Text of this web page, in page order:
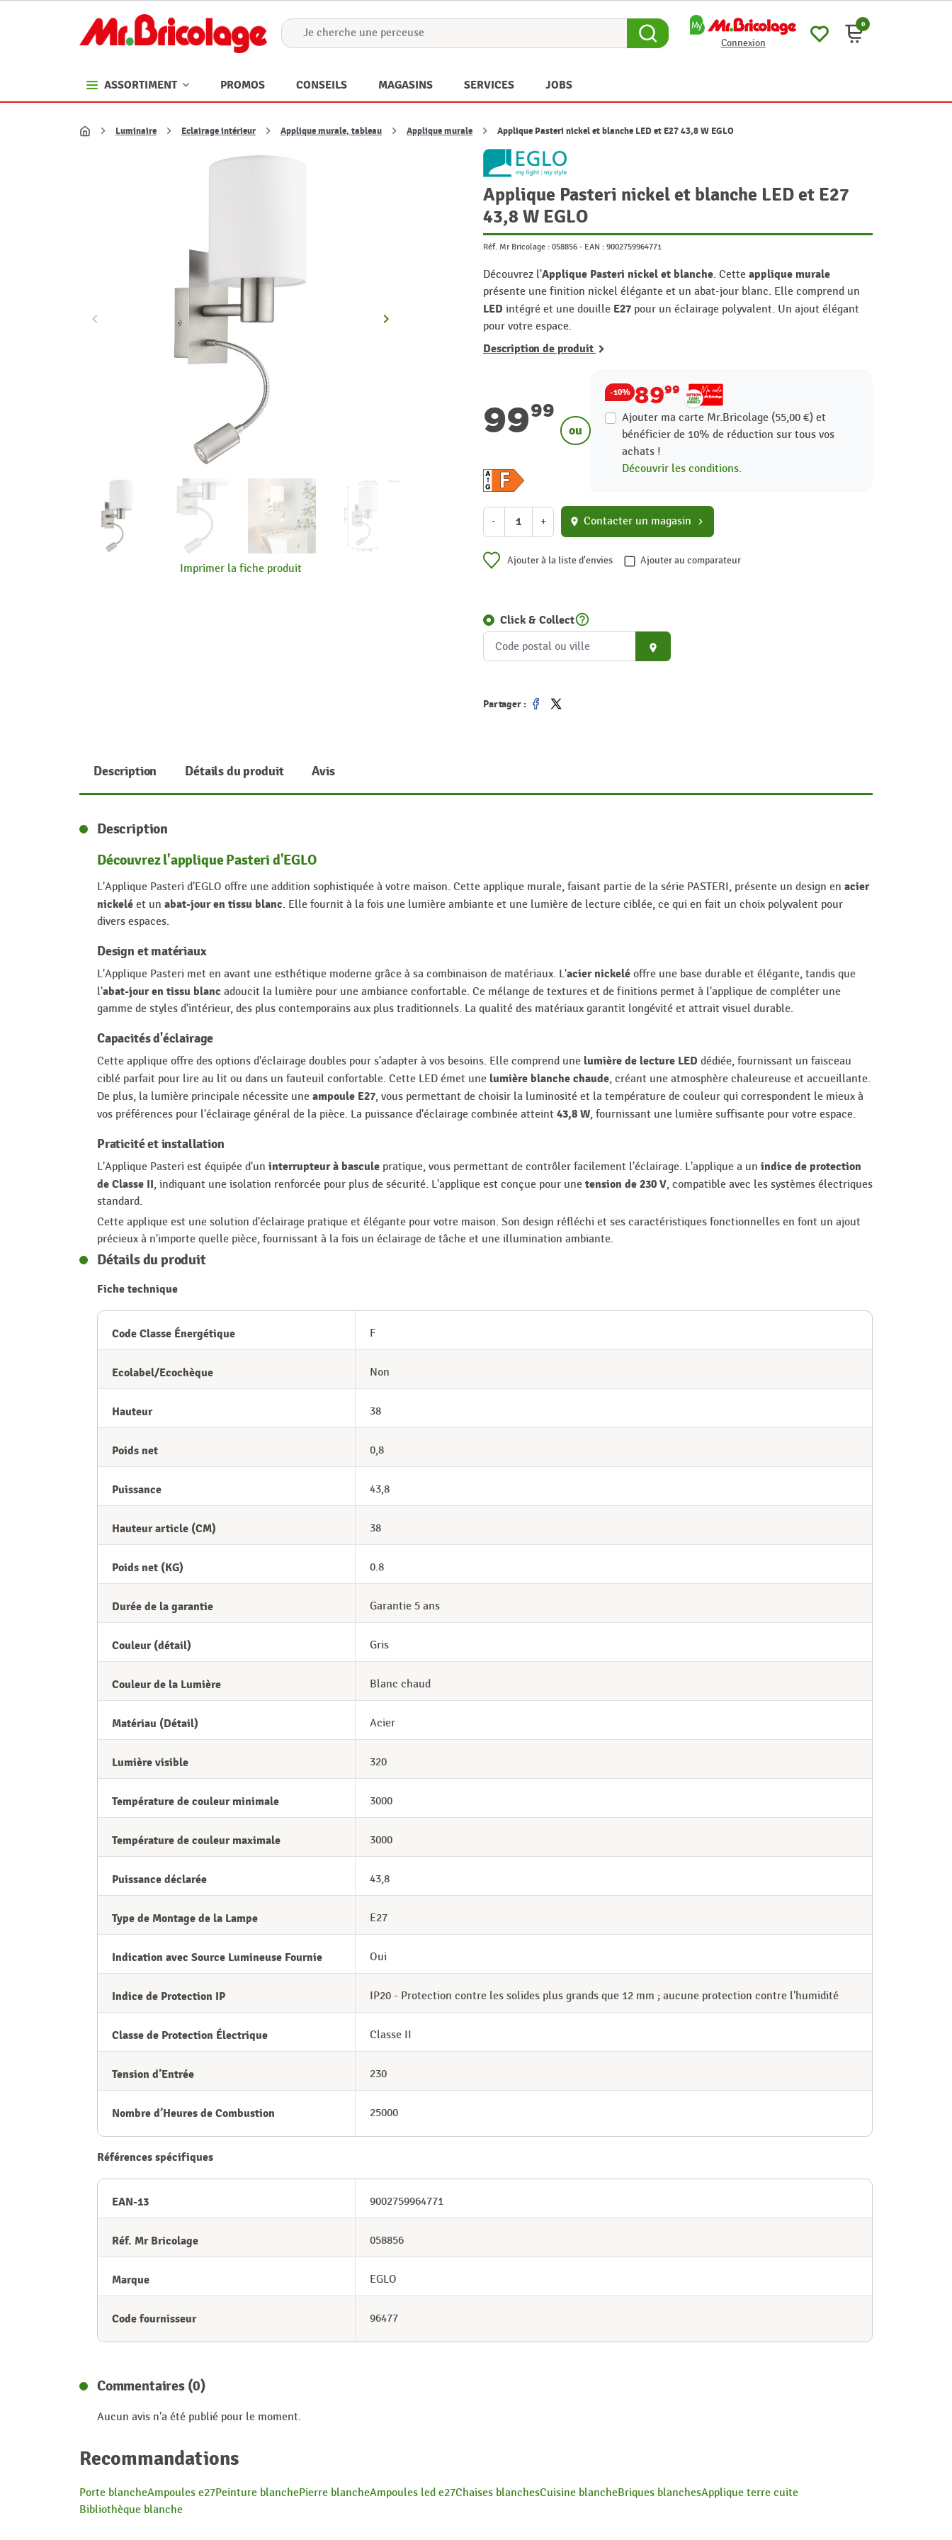
Connexion
0
ASSORTIMENT PROMOS CONSEILS MAGASINS SERVICES JOBS
Accueil
Luminaire Eclairage intérieur Applique murale, tableau Applique murale Applique Pasteri nickel et blanche LED et E27 43,8 W EGLO
Précédent
keyboard_arrow_left Suivant
keyboard_arrow_right
Imprimer la fiche produit
Applique Pasteri nickel et blanche LED et E27
43,8 W EGLO
Réf. Mr Bricolage : 058856 - EAN : 9002759964771
Découvrez l'Applique Pasteri nickel et blanche. Cette applique murale
présente une finition nickel élégante et un abat-jour blanc. Elle comprend un
LED intégré et une douille E27 pour un éclairage polyvalent. Un ajout élégant
pour votre espace.
Description de produit
9999
ou
-10% 8999
Ajouter ma carte Mr.Bricolage (55,00 €) et
bénéficier de 10% de réduction sur tous vos
achats !
Découvrir les conditions.
- + location_on Contacter un magasin chevron_right
Ajouter à la liste d'envies Ajouter au comparateur
Click & Collecthelp_outline
place
Partager :
Description Détails du produit Avis
Description
Découvrez l'applique Pasteri d'EGLO
L'Applique Pasteri d'EGLO offre une addition sophistiquée à votre maison. Cette applique murale, faisant partie de la série PASTERI, présente un design en acier
nickelé et un abat-jour en tissu blanc. Elle fournit à la fois une lumière ambiante et une lumière de lecture ciblée, ce qui en fait un choix polyvalent pour
divers espaces.
Design et matériaux
L'Applique Pasteri met en avant une esthétique moderne grâce à sa combinaison de matériaux. L'acier nickelé offre une base durable et élégante, tandis que
l'abat-jour en tissu blanc adoucit la lumière pour une ambiance confortable. Ce mélange de textures et de finitions permet à l'applique de compléter une
gamme de styles d'intérieur, des plus contemporains aux plus traditionnels. La qualité des matériaux garantit longévité et attrait visuel durable.
Capacités d'éclairage
Cette applique offre des options d'éclairage doubles pour s'adapter à vos besoins. Elle comprend une lumière de lecture LED dédiée, fournissant un faisceau
ciblé parfait pour lire au lit ou dans un fauteuil confortable. Cette LED émet une lumière blanche chaude, créant une atmosphère chaleureuse et accueillante.
De plus, la lumière principale nécessite une ampoule E27, vous permettant de choisir la luminosité et la température de couleur qui correspondent le mieux à
vos préférences pour l'éclairage général de la pièce. La puissance d'éclairage combinée atteint 43,8 W, fournissant une lumière suffisante pour votre espace.
Praticité et installation
L'Applique Pasteri est équipée d'un interrupteur à bascule pratique, vous permettant de contrôler facilement l'éclairage. L'applique a un indice de protection
de Classe II, indiquant une isolation renforcée pour plus de sécurité. L'applique est conçue pour une tension de 230 V, compatible avec les systèmes électriques
standard.
Cette applique est une solution d'éclairage pratique et élégante pour votre maison. Son design réfléchi et ses caractéristiques fonctionnelles en font un ajout
précieux à n'importe quelle pièce, fournissant à la fois un éclairage de tâche et une illumination ambiante.
Détails du produit
Fiche technique
Code Classe Énergétique F
Ecolabel/Ecochèque Non
Hauteur 38
Poids net 0,8
Puissance 43,8
Hauteur article (CM) 38
Poids net (KG) 0.8
Durée de la garantie Garantie 5 ans
Couleur (détail) Gris
Couleur de la Lumière Blanc chaud
Matériau (Détail) Acier
Lumière visible 320
Température de couleur minimale 3000
Température de couleur maximale 3000
Puissance déclarée 43,8
Type de Montage de la Lampe E27
Indication avec Source Lumineuse Fournie Oui
Indice de Protection IP IP20 - Protection contre les solides plus grands que 12 mm ; aucune protection contre l'humidité
Classe de Protection Électrique Classe II
Tension d’Entrée 230
Nombre d’Heures de Combustion 25000
Références spécifiques
EAN-13 9002759964771
Réf. Mr Bricolage 058856
Marque EGLO
Code fournisseur 96477
Commentaires (0)
Aucun avis n'a été publié pour le moment.
Recommandations
Porte blancheAmpoules e27Peinture blanchePierre blancheAmpoules led e27Chaises blanchesCuisine blancheBriques blanchesApplique terre cuite
Bibliothèque blanche